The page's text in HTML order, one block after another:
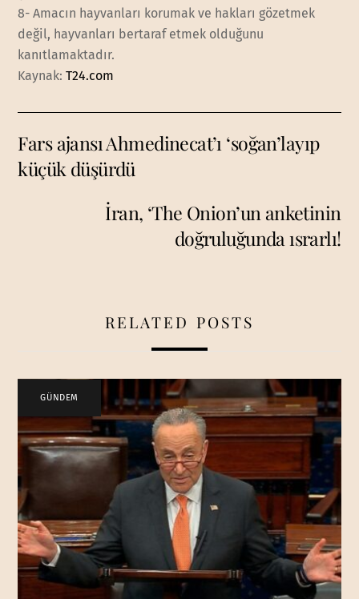
8- Amacın hayvanları korumak ve hakları gözetmek
değil, hayvanları bertaraf etmek olduğunu
kanıtlamaktadır.
Kaynak:T24.com
Fars ajansı Ahmedinecat’ı ‘soğan’layıp
küçük düşürdü
İran, ‘The Onion’un anketinin
doğruluğunda ısrarlı!
RELATED POSTS
GÜNDEM